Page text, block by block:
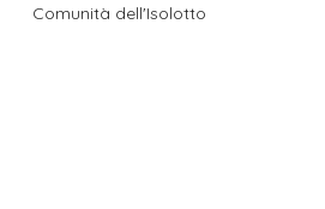
Comunità dell'Isolotto